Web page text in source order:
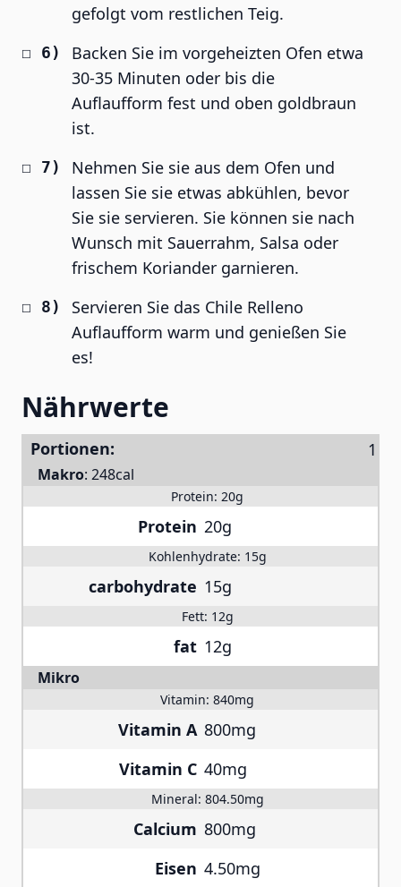
gefolgt vom restlichen Teig.
Backen Sie im vorgeheizten Ofen etwa
30-35 Minuten oder bis die
Auflaufform fest und oben goldbraun
ist.
Nehmen Sie sie aus dem Ofen und
lassen Sie sie etwas abkühlen, bevor
Sie sie servieren. Sie können sie nach
Wunsch mit Sauerrahm, Salsa oder
frischem Koriander garnieren.
Servieren Sie das Chile Relleno
Auflaufform warm und genießen Sie
es!
Nährwerte
Portionen:
Makro: 248cal
Protein: 20g
Protein 20g
Kohlenhydrate: 15g
carbohydrate 15g
Fett: 12g
fat 12g
Mikro
Vitamin: 840mg
Vitamin A 800mg
Vitamin C 40mg
Mineral: 804.50mg
Calcium 800mg
Eisen 4.50mg